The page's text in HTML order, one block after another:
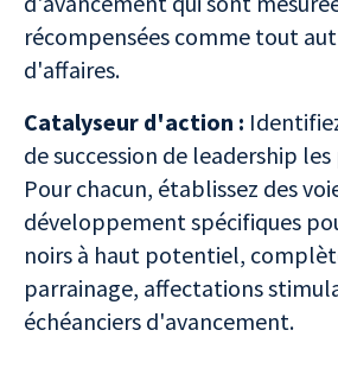
récompensées comme tout
d'affaires.
Catalyseur d'action :
de succession de leadership
Pour chacun, établissez des
développement spécifiques
noirs à haut potentiel,
parrainage, affectations
échéanciers d'avancement.